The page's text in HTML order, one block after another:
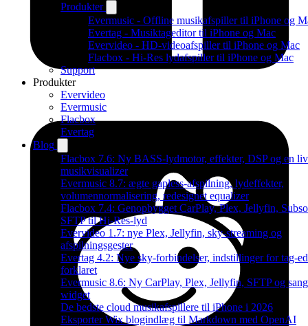
Produkter
Evermusic - Offline musikafspiller til iPhone og
Evertag - Musiktageditor til iPhone og Mac
Evervideo - HD-videoafspiller til iPhone og Mac
Flacbox - Hi-Res lydafspiller til iPhone og Mac
Support
Produkter
Evervideo
Evermusic
Flacbox
Evertag
Blog
Flacbox 7.6: Ny BASS-lydmotor, effekter, DSP og en
musikvisualizer
Evermusic 8.7: ægte gapless-afspilning, lydeffekter,
volumennormalisering, redesignet equalizer
Flacbox 7.4: Genopbygget CarPlay, Plex, Jellyfin,
SFTP til Hi-Res-lyd
Evervideo 1.7: nye Plex, Jellyfin, sky-streaming og
afspilningsgester
Evertag 4.2: Nye sky-forbindelser, indstillinger for tag-
forklaret
Evermusic 8.6: Ny CarPlay, Plex, Jellyfin, SFTP og
widget
De bedste cloud musikafspillere til iPhone i 2026
Eksporter Wix blogindlæg til Markdown med OpenAI